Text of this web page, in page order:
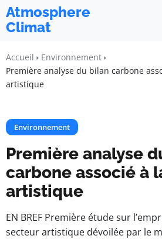
Atmosphere
Climat
Accueil
Environnement
Première analyse du bilan carbone
artistique
Environnement
Première analyse
carbone associé à
artistique
EN BREF Première étude sur
secteur artistique dévoilée par le